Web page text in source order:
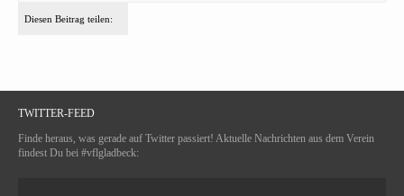
Diesen Beitrag teilen:
TWITTER-FEED
Finde heraus, was gerade auf Twitter passiert! Aktuelle Nachrichten aus dem Verein
findest Du bei #vflgladbeck: